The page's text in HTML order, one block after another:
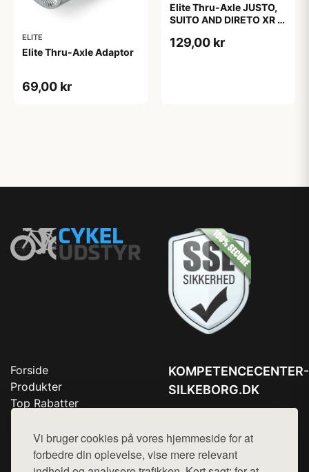
Vi bruger cookies på vores hjemmeside for at
forbedre din oplevelse, vise mere relevant
ELITE
Elite Thru-Axle Adaptor
69,00 kr
Elite Thru-Axle JUSTO,
SUITO AND DIRETO XR -
142x12mm & 148x12mm
129,00 kr
Forside
Produkter
Top Rabatter
Kontakt
KOMPETENCECENTER-
SILKEBORG.DK
Mail:hej@want.dk
Cookie- og privatlivspolitik